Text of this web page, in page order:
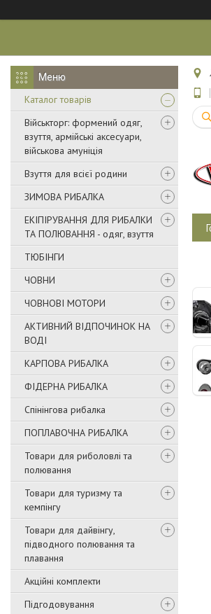
Каталог товарів
Військторг: формений одяг,
взуття, армійські аксесуари,
військова амуніція
Взуття для всієї родини
ЗИМОВА РИБАЛКА
ЕКІПІРУВАННЯ ДЛЯ РИБАЛКИ
ТА ПОЛЮВАННЯ - одяг, взуття
ТЮБІНГИ
ЧОВНИ
ЧОВНОВІ МОТОРИ
АКТИВНИЙ ВІДПОЧИНОК НА
ВОДІ
КАРПОВА РИБАЛКА
ФІДЕРНА РИБАЛКА
Спінінгова рибалка
ПОПЛАВОЧНА РИБАЛКА
Товари для риболовлі та
полювання
Товари для туризму та
кемпінгу
Товари для дайвінгу,
підводного полювання та
плавання
Акційні комплекти
Підгодовування